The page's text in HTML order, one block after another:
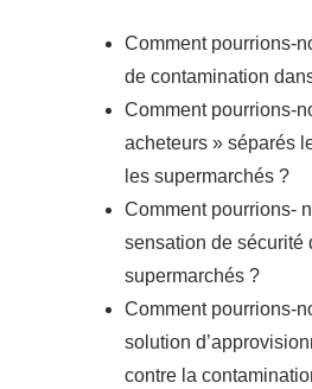
Comment pourrions-
de contamination
Comment pourrions-
acheteurs » séparés
les supermarchés ?
Comment pourrions-
sensation de sécurité
supermarchés ?
Comment pourrions-
solution
contre la